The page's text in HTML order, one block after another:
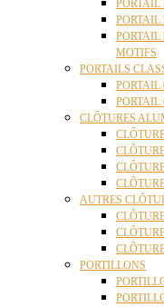
PORTAIL
MOTIFS
PORTAILS
PORTAIL
CLÔTURES
AUTRES
PORTILLONS